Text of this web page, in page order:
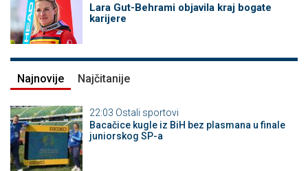
Lara Gut-Behrami objavila kraj bogate
karijere
Najnovije Najčitanije
22:03 Ostali sportovi
Bacačice kugle iz BiH bez plasmana u finale
juniorskog SP-a